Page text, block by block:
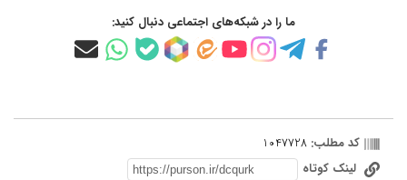
ما را در شبکه‌های اجتماعی دنبال کنید:
کد مطلب: 1047728
لینک کوتاه